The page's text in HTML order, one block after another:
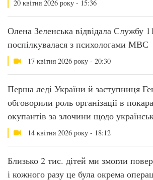
20 квітня 2026 року - 15:36
Олена Зеленська відвідала Службу
поспілкувалася з психологами МВС
17 квітня 2026 року - 20:30
Перша леді України й заступниця
обговорили роль організації в
окупантів за злочини щодо
14 квітня 2026 року - 18:12
Близько 2 тис. дітей ми змогли
і кожного разу це була окрема